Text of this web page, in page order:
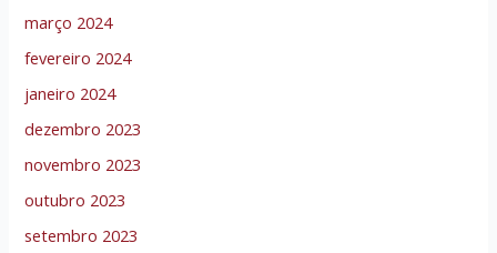
março 2024
fevereiro 2024
janeiro 2024
dezembro 2023
novembro 2023
outubro 2023
setembro 2023